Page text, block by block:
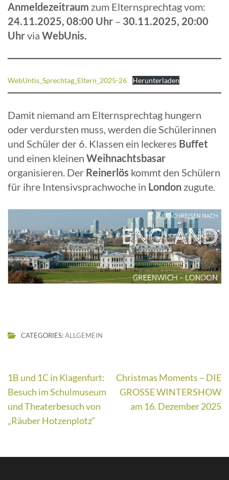
Anmeldezeitraum zum Elternsprechtag vom:
24.11.2025, 08:00 Uhr – 30.11.2025, 20:00
Uhrvia WebUnis.
WebUntis_Sprechtag_Eltern_2025-26 Herunterladen
Damit niemand am Elternsprechtag hungern
oder verdursten muss, werden die Schülerinnen
und Schüler der 6. Klassen ein leckeres Buffet
und einen kleinen Weihnachtsbasar
organisieren. Der Reinerlös kommt den Schülern
für ihre Intensivsprachwoche in London zugute.
CATEGORIES:ALLGEMEIN
Beitragsnavigation
1B und 1C in Klagenfurt:
Besuch im Schulmuseum
und Theaterbesuch von
„Räuber Hotzenplotz“
Christmas Moments – DIE
GROSSE WINTERSHOW
am 16. Dezember 2025